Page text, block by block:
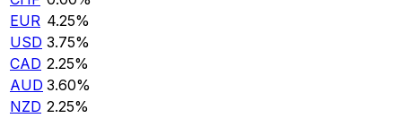
EUR 4.25%
USD 3.75%
CAD 2.25%
AUD 3.60%
NZD 2.25%